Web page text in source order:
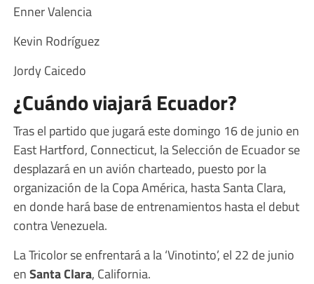
Enner Valencia
Kevin Rodríguez
Jordy Caicedo
¿Cuándo viajará Ecuador?
Tras el partido que jugará este domingo 16 de junio en
East Hartford, Connecticut, la Selección de Ecuador se
desplazará en un avión charteado, puesto por la
organización de la Copa América, hasta Santa Clara,
en donde hará base de entrenamientos hasta el debut
contra Venezuela.
La Tricolor se enfrentará a la ‘Vinotinto’, el 22 de junio
enSanta Clara, California.